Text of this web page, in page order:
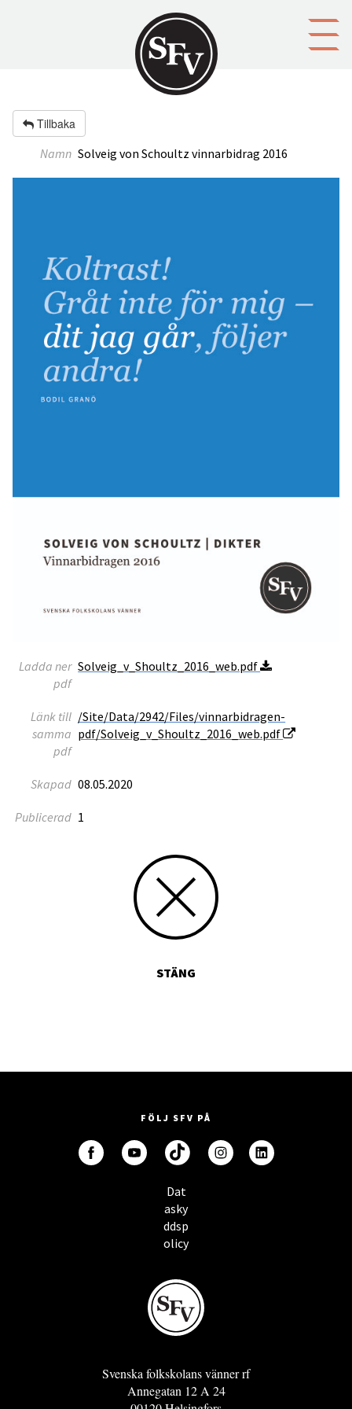
Tillbaka
Namn Solveig von Schoultz vinnarbidrag 2016
Ladda ner
pdf
Solveig_v_Shoultz_2016_web.pdf
Länk till
samma
pdf
/Site/Data/2942/Files/vinnarbidragen-
pdf/Solveig_v_Shoultz_2016_web.pdf
Skapad 08.05.2020
Publicerad 1
STÄNG
FÖLJ SFV PÅ
Dat
asky
ddsp
olicy
Svenska folkskolans vänner rf
Annegatan 12 A 24